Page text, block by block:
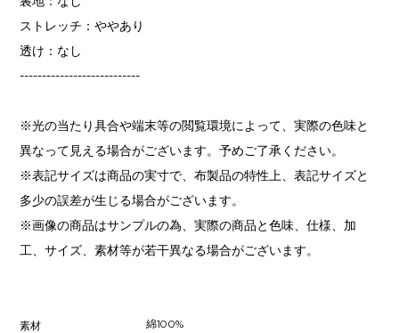
ストレッチ：ややあり
透け：なし
---------------------------
※光の当たり具合や端末等の閲覧環境によって、実際の色味と
異なって見える場合がございます。予めご了承ください。
※表記サイズは商品の実寸で、布製品の特性上、表記サイズと
多少の誤差が生じる場合がございます。
※画像の商品はサンプルの為、実際の商品と色味、仕様、加
工、サイズ、素材等が若干異なる場合がございます。
素材 綿100%